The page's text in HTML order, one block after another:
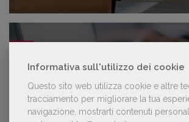
Informativa sull'utilizzo dei cookie
Questo sito web utilizza cookie e altre
tracciamento per migliorare la tua
navigazione, mostrarti contenuti
Kobo ha rifiutato il 45% dei testi